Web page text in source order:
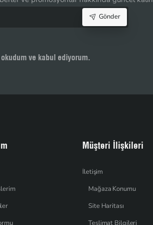
Gönder
ve kabul ediyorum.
Müşteri İlişkileri
İletişim
Mağaza Konumu
Site Haritası
Teslimat Bilgileri